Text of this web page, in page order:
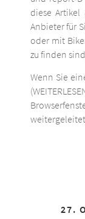
diese Artikel
Anbieter für
oder mit
zu finden
Wenn Sie
weitergeleitet.
27.